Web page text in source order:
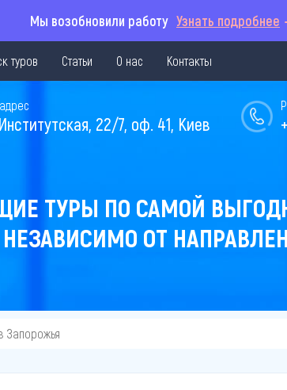
Мы возобновили работу Узнать подробнее
туров Статьи О нас Контакты
22/7, оф. 41, Киев
ТУРЫ ПО САМОЙ
НЕЗАВИСИМО ОТ
Запорожья